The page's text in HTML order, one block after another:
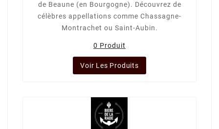
de Beaune (en Bourgogne). Découvrez de
célèbres appellations comme Chassagne-
Montrachet ou Saint-Aubin.
0 Produit
Voir Les Produits